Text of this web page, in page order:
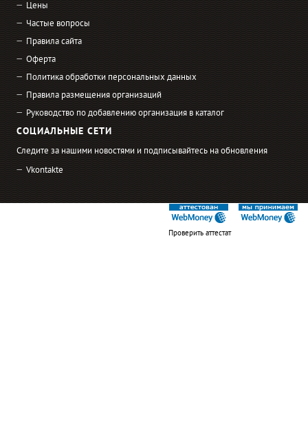
Цены
Частые вопросы
Правила сайта
Оферта
Политика обработки персональных данных
Правила размещения организаций
Руководство по добавлению организация в каталог
СОЦИАЛЬНЫЕ СЕТИ
Следите за нашими новостями и подписывайтесь на обновления
Vkontakte
Проверить аттестат